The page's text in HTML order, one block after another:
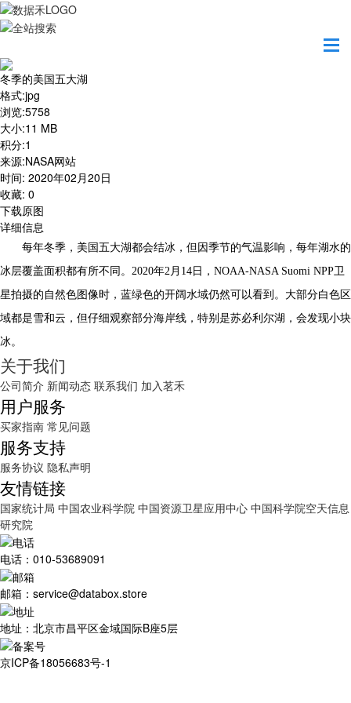
冬季的美国五大湖
格式:jpg
浏览:5758
大小:11 MB
积分:1
来源:NASA网站
时间: 2020年02月20日
收藏: 0
下载原图
详细信息
每年冬季，美国五大湖都会结冰，但因季节的气温影响，每年湖水的
冰层覆盖面积都有所不同。2020年2月14日，NOAA-NASA Suomi NPP卫
星拍摄的自然色图像时，蓝绿色的开阔水域仍然可以看到。大部分白色区
域都是雪和云，但仔细观察部分海岸线，特别是苏必利尔湖，会发现小块
冰。
关于我们
公司简介 新闻动态 联系我们 加入茗禾
用户服务
买家指南 常见问题
服务支持
服务协议 隐私声明
友情链接
国家统计局 中国农业科学院 中国资源卫星应用中心 中国科学院空天信息
研究院
电话：010-53689091
邮箱：service@databox.store
地址：北京市昌平区金域国际B座5层
京ICP备18056683号-1